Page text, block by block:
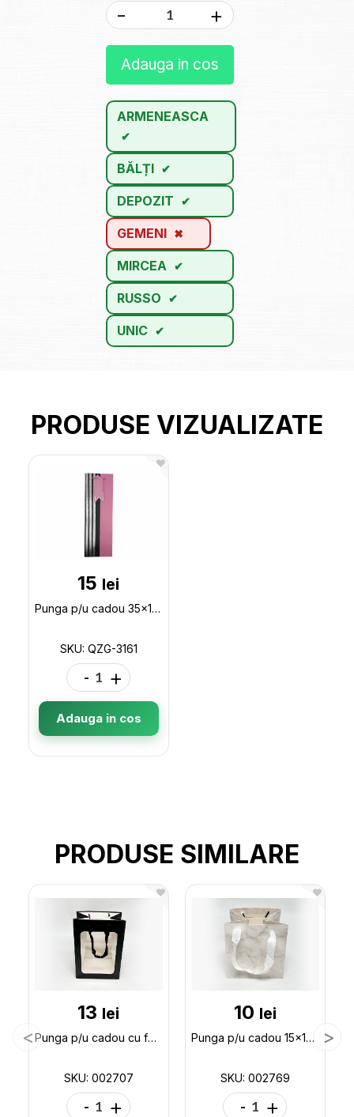
- +
Adauga in cos
ARMENEASCA
BĂLȚI
DEPOZIT
GEMENI
MIRCEA
RUSSO
UNIC
PRODUSE VIZUALIZATE
15 lei
Punga p/u cadou 35x12x9cm ML37-1 (sticla) QZG-3161
SKU: QZG-3161
- +
Adauga in cos
PRODUSE SIMILARE
13 lei
Punga p/u cadou cu fereastra 25*18*13 ML32-2 002707
SKU: 002707
- +
10 lei
Punga p/u cadou 15x15x15 (ML32-5) 002769
SKU: 002769
- +